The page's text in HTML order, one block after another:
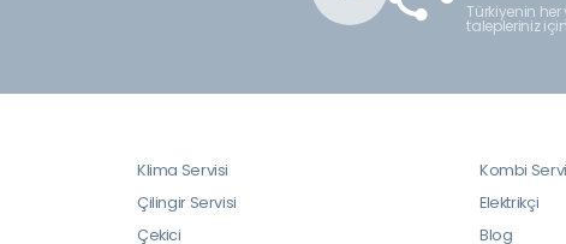
Türkiyenin
talepleriniz
Klima Servisi Kombi
Çilingir Servisi
Elektrikçi
Çekici
Blog